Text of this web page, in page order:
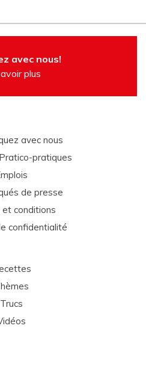
avec nous!
plus
avec nous
pratiques
de presse
et conditions
confidentialité
Trucs